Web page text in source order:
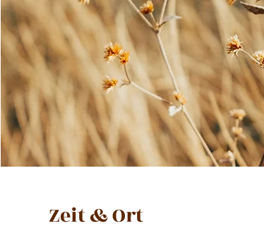
Zeit & Ort